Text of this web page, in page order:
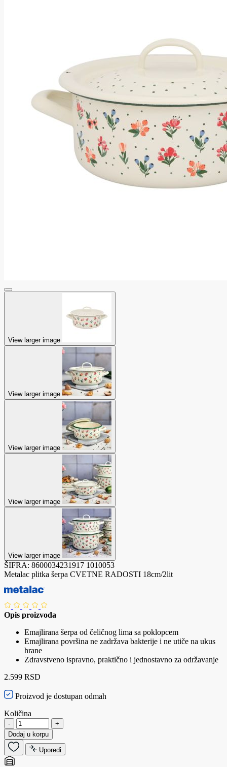
View larger image
View larger image
View larger image
View larger image
View larger image
ŠIFRA: 8600034231917 1010053
Metalac plitka šerpa CVETNE RADOSTI 18cm/2lit
Opis proizvoda
Emajlirana šerpa od čeličnog lima sa poklopcem
Emajlirana površina ne zadržava bakterije i ne utiče na ukus
hrane
Zdravstveno ispravno, praktično i jednostavno za održavanje
2.599 RSD
Proizvod je dostupan odmah
Količina
-
+
Dodaj u korpu
Uporedi